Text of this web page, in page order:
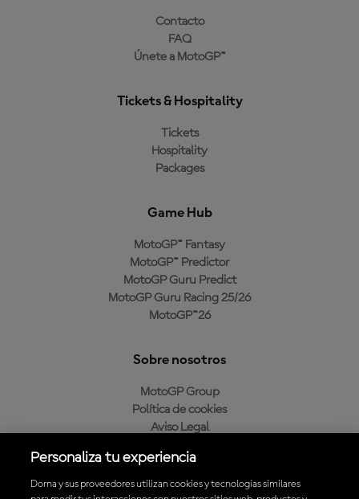
Contacto
FAQ
Únete a MotoGP™
Tickets & Hospitality
Tickets
Hospitality
Packages
Game Hub
MotoGP™ Fantasy
MotoGP™ Predictor
MotoGP Guru Predict
MotoGP Guru Racing 25/26
MotoGP™26
Sobre nosotros
MotoGP Group
Política de cookies
Aviso Legal
Política de compra
Personaliza tu experiencia
Dorna y sus proveedores utilizan cookies y tecnologías similares